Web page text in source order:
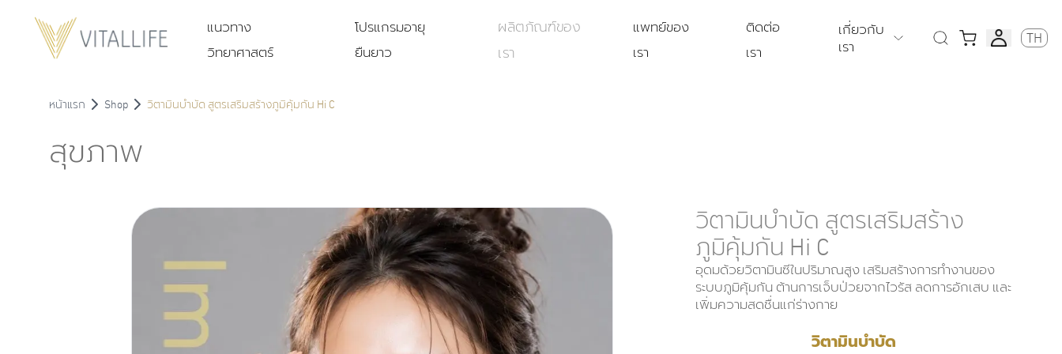
แนวทาง
วิทยาศาสตร์
โปรแกรมอายุ
ยืนยาว
ผลิตภัณฑ์ของ
เรา
แพทย์ของ
เรา
ติดต่อ
เรา
เกี่ยวกับ
เรา
TH
หน้าแรก Shop วิตามินบำบัด สูตรเสริมสร้างภูมิคุ้มกัน Hi C
สุขภาพ
วิตามินบำบัด สูตรเสริมสร้าง
ภูมิคุ้มกัน Hi C
อุดมด้วยวิตามินซีในปริมาณสูง เสริมสร้างการทำงานของ
ระบบภูมิคุ้มกัน ต้านการเจ็บป่วยจากไวรัส ลดการอักเสบ และ
เพิ่มความสดชื่นแก่ร่างกาย
วิตามินบำบัด